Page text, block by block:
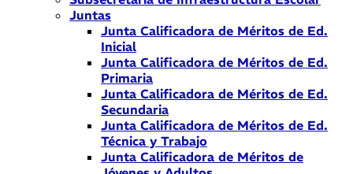
Juntas
Junta Calificadora de Méritos de Ed.
Inicial
Junta Calificadora de Méritos de Ed.
Primaria
Junta Calificadora de Méritos de Ed.
Secundaria
Junta Calificadora de Méritos de Ed.
Técnica y Trabajo
Junta Calificadora de Méritos de